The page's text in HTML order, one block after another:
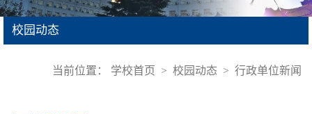
校园动态
当前位置： 学校首页 > 校园动态 > 行政单位新闻